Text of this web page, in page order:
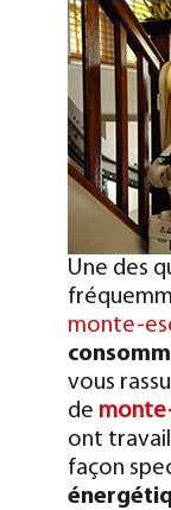
Une des
monte-
vous
de
ont
façon